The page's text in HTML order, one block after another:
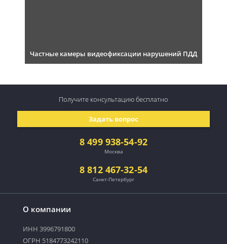
Частные камеры видеофиксации нарушений ПДД
О компании
ИНН 3996791800
ОГРН 5184773242110
8 499 938-54-92
Москва
8 812 467-32-54
Санкт-Петербург
Задать вопрос
Получите консультациюбесплатно